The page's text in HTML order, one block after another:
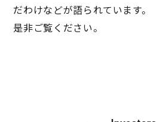
だわけなどが語られています。
是非ご覧ください。